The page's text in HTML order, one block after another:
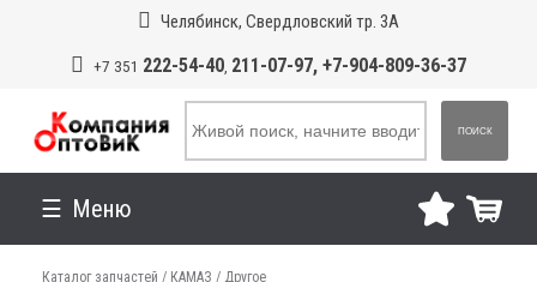
Челябинск, Свердловский тр. 3А
+7 351 222-54-40, 211-07-97, +7-904-809-36-37
ПОИСК
Меню
Каталог запчастей / КАМАЗ / Другое